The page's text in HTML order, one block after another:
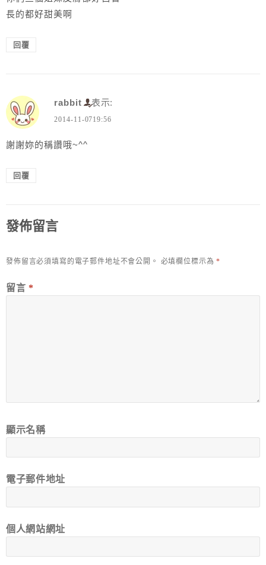
長的都好甜美啊
回覆
rabbit 表示:
2014-11-0719:56
謝謝妳的稱讚哦~^^
回覆
發佈留言
發佈留言必須填寫的電子郵件地址不會公開。 必填欄位標示為*
留言 *
顯示名稱
電子郵件地址
個人網站網址